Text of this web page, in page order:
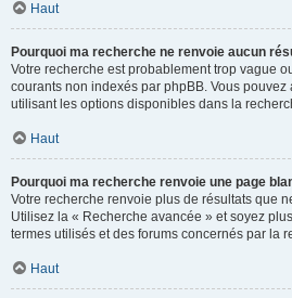
Haut
Pourquoi ma recherche ne renvoie aucun
Votre recherche est probablement trop vague
courants non indexés par phpBB. Vous pouvez
utilisant les options disponibles dans la
Haut
Pourquoi ma recherche renvoie une page
Votre recherche renvoie plus de résultats que
Utilisez la « Recherche avancée » et soyez
termes utilisés et des forums concernés par la
Haut